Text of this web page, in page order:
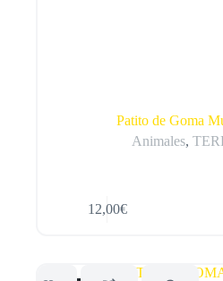
Patito de Goma
Animales,
12,00€